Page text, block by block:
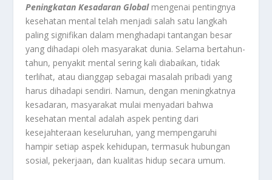
Peningkatan Kesadaran Globalmengenai pentingnya
kesehatan mental telah menjadi salah satu langkah
paling signifikan dalam menghadapi tantangan besar
yang dihadapi oleh masyarakat dunia. Selama bertahun-
tahun, penyakit mental sering kali diabaikan, tidak
terlihat, atau dianggap sebagai masalah pribadi yang
harus dihadapi sendiri. Namun, dengan meningkatnya
kesadaran, masyarakat mulai menyadari bahwa
kesehatan mental adalah aspek penting dari
kesejahteraan keseluruhan, yang mempengaruhi
hampir setiap aspek kehidupan, termasuk hubungan
sosial, pekerjaan, dan kualitas hidup secara umum.